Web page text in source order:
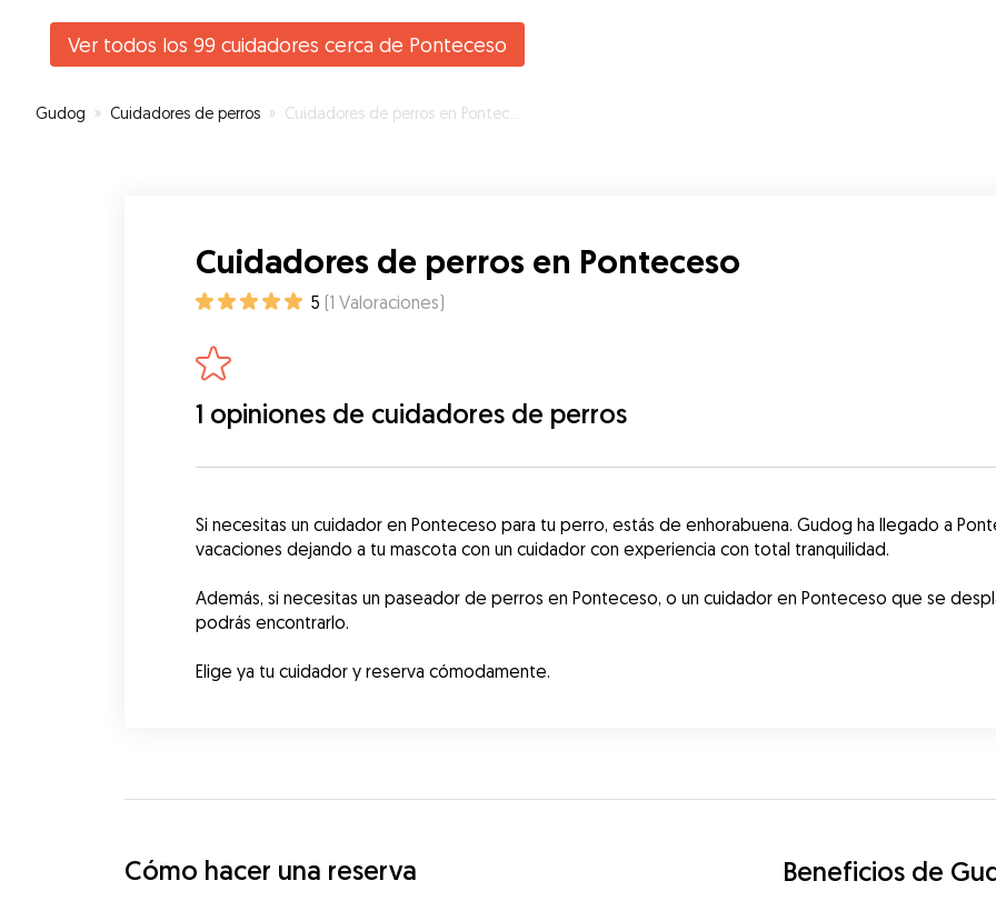
Ver todos los 99 cuidadores cerca de Ponteceso
Gudog » Cuidadores de perros » Cuidadores de perros en Ponteceso
Cuidadores de perros en Ponteceso
5 (1 Valoraciones)
1 opiniones de cuidadores de perros
Si necesitas un cuidador en Ponteceso para tu perro, estás de enhorabuena. Gudog ha llegado a
vacaciones dejando a tu mascota con un cuidador con experiencia con total tranquilidad.
Además, si necesitas un paseador de perros en Ponteceso, o un cuidador en Ponteceso que se
podrás encontrarlo.
Elige ya tu cuidador y reserva cómodamente.
Cómo hacer una reserva Beneficios de